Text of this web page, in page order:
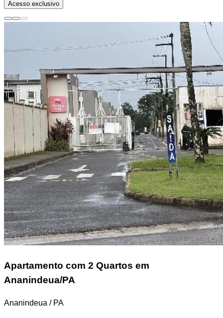
Acesso exclusivo
Apartamento com 2 Quartos em
Ananindeua/PA
Ananindeua / PA